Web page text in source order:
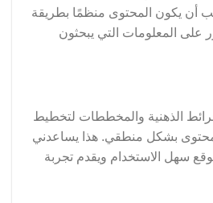
أن يكون المحتوى منظمًا بطريقة
على المعلومات التي يبحثون
الذهنية والمخططات لتخطيط
بشكل منطقي. هذا يساعدني
سهل الاستخدام ويقدم تجربة